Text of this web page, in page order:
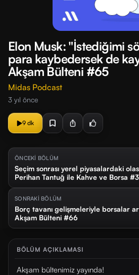
Elon Musk: "İstediğimi
para kaybedersek de
Akşam Bülteni #65
Midas Podcast
3 yıl önce
9 dk
ÖNCEKİ BÖLÜM
Seçim sonrası yerel piyasalardaki
Perihan Tantuğ ile Kahve ve Borsa
SONRAKİ BÖLÜM
Borç tavanı gelişmeleriyle borsalar
Akşam Bülteni #66
BÖLÜM AÇIKLAMASI
Akşam bültenimiz yayında!